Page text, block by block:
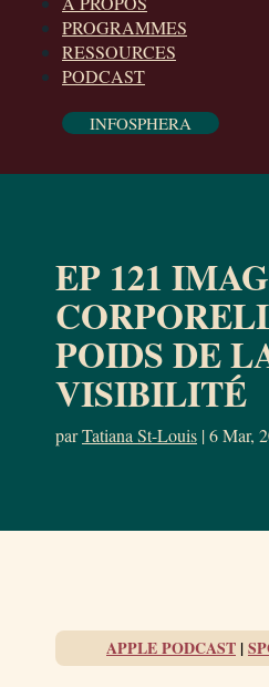
PROGRAMMES
RESSOURCES
PODCAST
INFOSPHERA
EP 121
POIDS DE
VISIBILITÉ
parTatiana St-Louis |6 Mar,
APPLE PODCAST |